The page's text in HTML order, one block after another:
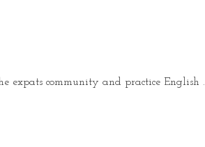
expats community and practice English .